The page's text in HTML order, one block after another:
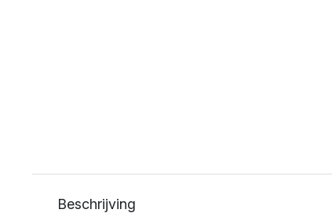
Beschrijving